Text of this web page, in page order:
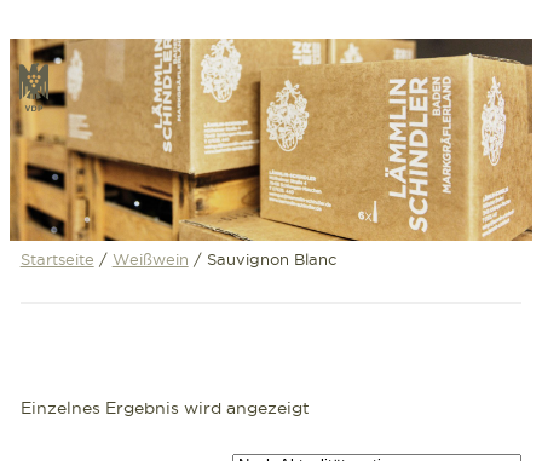
Inhalt
springen
VDP
Startseite / Weißwein / Sauvignon Blanc
Einzelnes Ergebnis wird angezeigt